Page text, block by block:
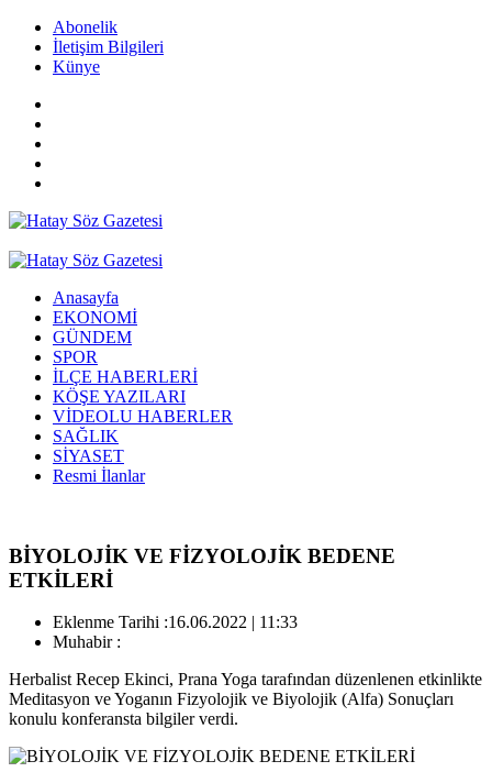
Abonelik
İletişim Bilgileri
Künye
Anasayfa
EKONOMİ
GÜNDEM
SPOR
İLÇE HABERLERİ
KÖŞE YAZILARI
VİDEOLU HABERLER
SAĞLIK
SİYASET
Resmi İlanlar
BİYOLOJİK VE FİZYOLOJİK BEDENE
ETKİLERİ
Eklenme Tarihi :16.06.2022 | 11:33
Muhabir :
Herbalist Recep Ekinci, Prana Yoga tarafından düzenlenen etkinlikte
Meditasyon ve Yoganın Fizyolojik ve Biyolojik (Alfa) Sonuçları
konulu konferansta bilgiler verdi.